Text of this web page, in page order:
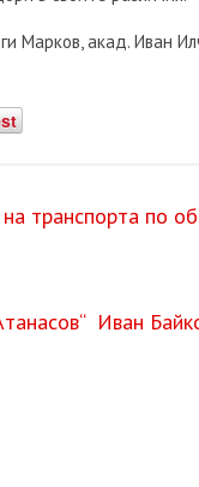
Марков, акад. Иван
транспорта по
Иван